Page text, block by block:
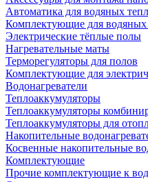
Автоматика для водяных
Комплектующие для водяных
Электрические тёплые полы
Нагревательные маты
Терморегуляторы для полов
Комплектующие для
Водонагреватели
Теплоаккумуляторы
Теплоаккумуляторы
Теплоаккумуляторы для
Накопительные
Косвенные накопительные
Комплектующие
Прочие комплектующие к